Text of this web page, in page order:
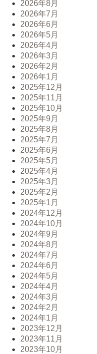
2026年8月
2026年7月
2026年6月
2026年5月
2026年4月
2026年3月
2026年2月
2026年1月
2025年12月
2025年11月
2025年10月
2025年9月
2025年8月
2025年7月
2025年6月
2025年5月
2025年4月
2025年3月
2025年2月
2025年1月
2024年12月
2024年10月
2024年9月
2024年8月
2024年7月
2024年6月
2024年5月
2024年4月
2024年3月
2024年2月
2024年1月
2023年12月
2023年11月
2023年10月